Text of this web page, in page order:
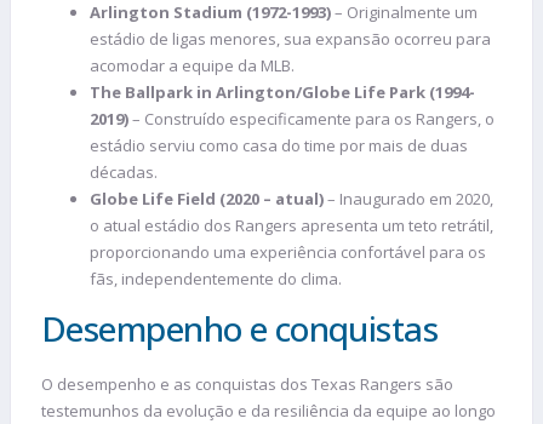
Arlington Stadium (1972-1993)– Originalmente um
estádio de ligas menores, sua expansão ocorreu para
acomodar a equipe da MLB.
The Ballpark in Arlington/Globe Life Park (1994-
2019)– Construído especificamente para os Rangers, o
estádio serviu como casa do time por mais de duas
décadas.
Globe Life Field (2020 – atual)– Inaugurado em 2020,
o atual estádio dos Rangers apresenta um teto retrátil,
proporcionando uma experiência confortável para os
fãs, independentemente do clima.
Desempenho e conquistas
O desempenho e as conquistas dos Texas Rangers são
testemunhos da evolução e da resiliência da equipe ao longo